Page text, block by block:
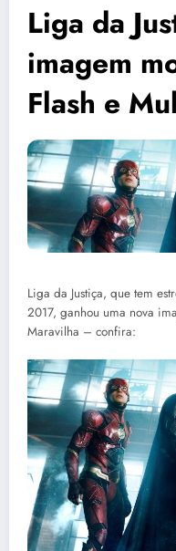
Liga da
imagem
Flash e
Liga da Justiça, que tem
2017, ganhou uma nova
Maravilha – confira: